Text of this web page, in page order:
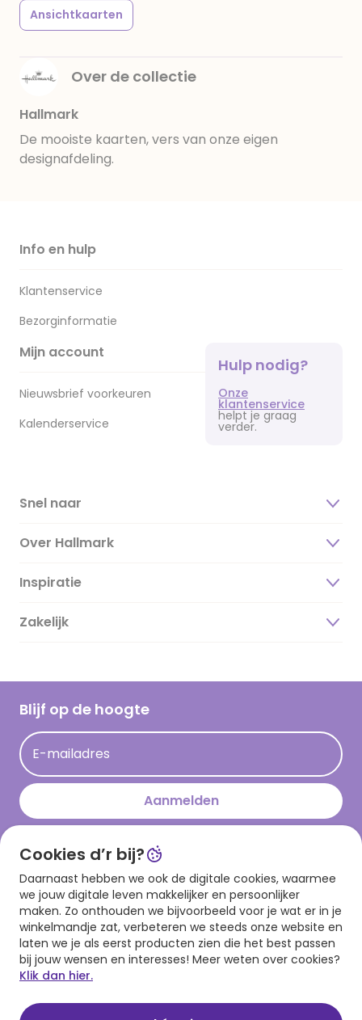
Ansichtkaarten
Over de collectie
Hallmark
De mooiste kaarten, vers van onze eigen
designafdeling.
Info en hulp
Klantenservice
Bezorginformatie
Mijn account
Nieuwsbrief voorkeuren
Kalenderservice
Hulp nodig?
Onze
klantenservice
helpt je graag
verder.
Snel naar
Over Hallmark
Over ons
Duurzaamheid
Hallmark Kaartclub
Acties
Persberichten
Hallmark en Kinderpostzegels
Inspiratie
Magazine
Cadeau inspiratie
Kaartinspiratie
Zakelijk
Blijf op de hoogte
E-mailadres
Aanmelden
Download onze app
Cookies d’r bij?
Daarnaast hebben we ook de digitale cookies, waarmee
we jouw digitale leven makkelijker en persoonlijker
maken. Zo onthouden we bijvoorbeeld voor je wat er in je
winkelmandje zat, verbeteren we steeds onze website en
laten we je als eerst producten zien die het best passen
bij jouw wensen en interesses! Meer weten over cookies?
Klik dan hier.